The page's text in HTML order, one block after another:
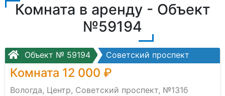
Комната в аренду - Объект
№59194
Объект № 59194 Советский проспект
Комната 12 000 ₽
Вологда, Центр, Советский проспект, №131б